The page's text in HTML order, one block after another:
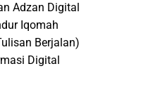
Adzan Digital
Iqomah
Berjalan)
Digital